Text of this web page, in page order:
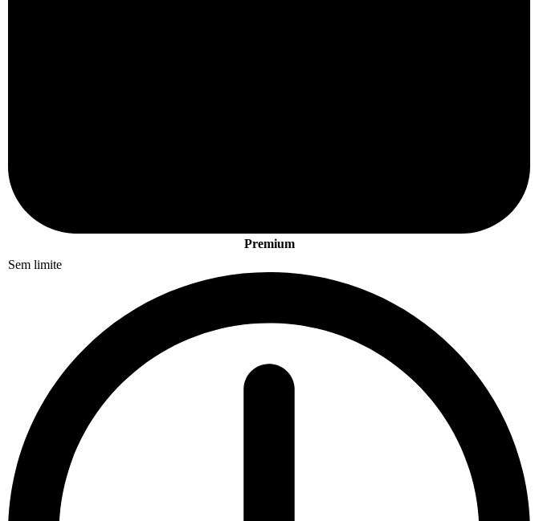
Premium
Sem limite